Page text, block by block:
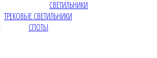
СВЕТИЛЬНИКИ
ТРЕКОВЫЕ СВЕТИЛЬНИКИ
СПОТЫ